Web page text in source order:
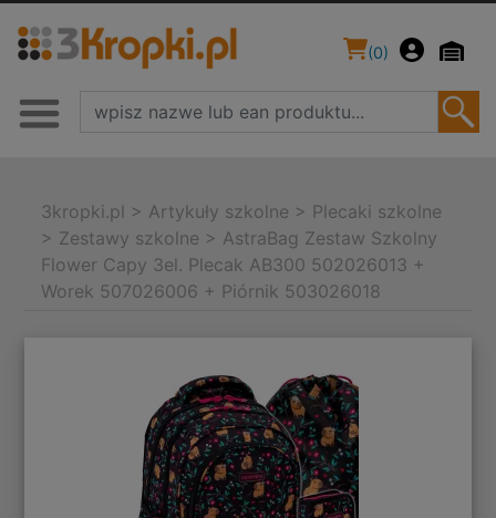
(0)
3kropki.pl > Artykuły szkolne > Plecaki szkolne
> Zestawy szkolne > AstraBag Zestaw Szkolny
Flower Capy 3el. Plecak AB300 502026013 +
Worek 507026006 + Piórnik 503026018